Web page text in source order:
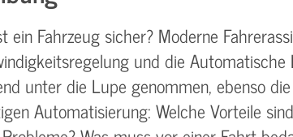
ein Fahrzeug sicher? Moderne
und die
unter die Lupe genommen, ebenso
Automatisierung: Welche Vorteile